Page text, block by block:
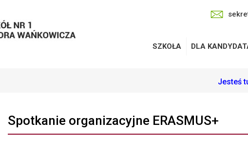
SZKOŁA DLA
Jesteś
Spotkanie organizacyjne ERASMUS+